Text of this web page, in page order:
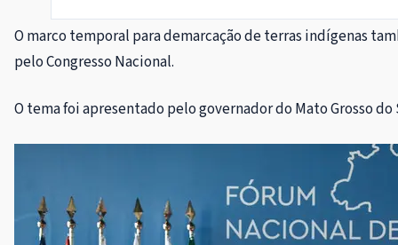
O marco temporal para demarcação de terras indígenas
pelo Congresso Nacional.
O tema foi apresentado pelo governador do Mato Grosso